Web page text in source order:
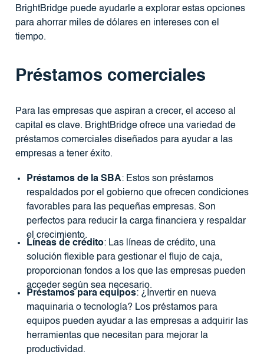
BrightBridge puede ayudarle a explorar estas opciones
para ahorrar miles de dólares en intereses con el
tiempo.
Préstamos comerciales
Para las empresas que aspiran a crecer, el acceso al
capital es clave. BrightBridge ofrece una variedad de
préstamos comerciales diseñados para ayudar a las
empresas a tener éxito.
Préstamos de la SBA: Estos son préstamos
respaldados por el gobierno que ofrecen condiciones
favorables para las pequeñas empresas. Son
perfectos para reducir la carga financiera y respaldar
el crecimiento.
Líneas de crédito: Las líneas de crédito, una
solución flexible para gestionar el flujo de caja,
proporcionan fondos a los que las empresas pueden
acceder según sea necesario.
Préstamos para equipos: ¿Invertir en nueva
maquinaria o tecnología? Los préstamos para
equipos pueden ayudar a las empresas a adquirir las
herramientas que necesitan para mejorar la
productividad.